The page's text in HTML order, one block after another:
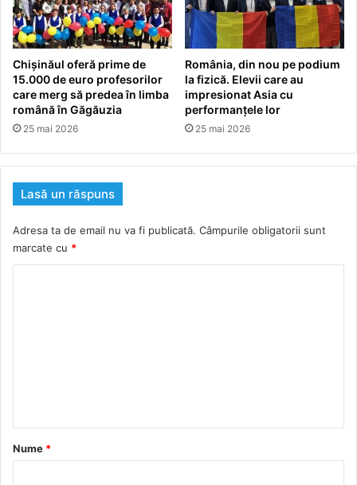
Chișinăul oferă prime de
15.000 de euro profesorilor
care merg să predea în limba
română în Găgăuzia
25 mai 2026
România, din nou pe podium
la fizică. Elevii care au
impresionat Asia cu
performanțele lor
25 mai 2026
Lasă un răspuns
Adresa ta de email nu va fi publicată. Câmpurile obligatorii sunt
marcate cu *
r
Nume *